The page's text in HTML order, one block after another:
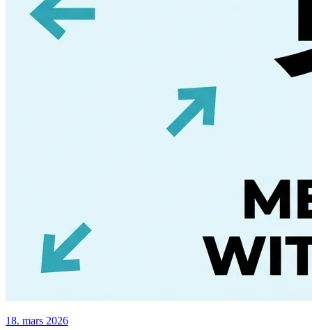
18. mars 2026